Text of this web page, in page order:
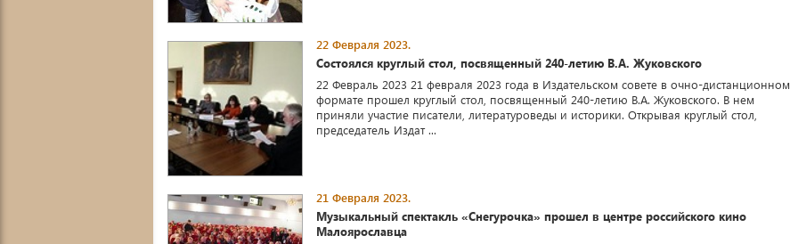
22 Февраля 2023.
Состоялся круглый стол, посвященный 240-летию В.А. Жуковского
22 Февраль 2023 21 февраля 2023 года в Издательском совете в очно-дистанционном
формате прошел круглый стол, посвященный 240-летию В.А. Жуковского. В нем
приняли участие писатели, литературоведы и историки. Открывая круглый стол,
председатель Издат ...
21 Февраля 2023.
Музыкальный спектакль «Снегурочка» прошел в центре российского кино
Малоярославца